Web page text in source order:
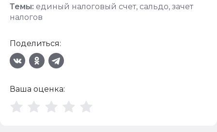
Темы: единый налоговый счет, сальдо, зачет
налогов
Поделиться:
Ваша оценка: